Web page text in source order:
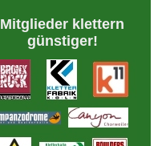
Mitglieder klettern
günstiger!